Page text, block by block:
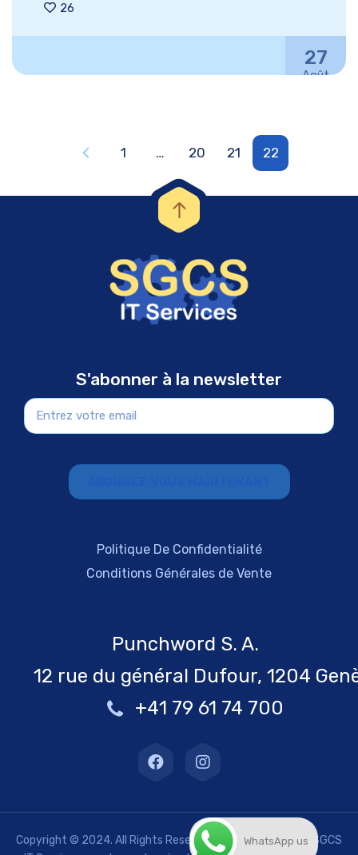
26
27
Août
1 … 20 21 22
S'abonner à la newsletter
Politique De Confidentialité
Conditions Générales de Vente
Punchword S. A.
12 rue du général Dufour, 1204
+41 79 61 74 700
Copyright © 2024. All Rights Reserved. Bienvenue chez « SGCS
WhatsApp us